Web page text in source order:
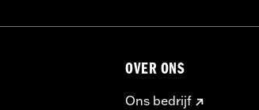
OVER ONS
Ons bedrijf